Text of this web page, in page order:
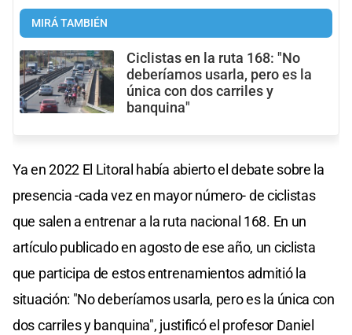
MIRÁ TAMBIÉN
Ciclistas en la ruta 168: "No
deberíamos usarla, pero es la
única con dos carriles y
banquina"
Ya en 2022 El Litoral había abierto el debate sobre la
presencia -cada vez en mayor número- de ciclistas
que salen a entrenar a la ruta nacional 168. En un
artículo publicado en agosto de ese año, un ciclista
que participa de estos entrenamientos admitió la
situación: "No deberíamos usarla, pero es la única con
dos carriles y banquina", justificó el profesor Daniel